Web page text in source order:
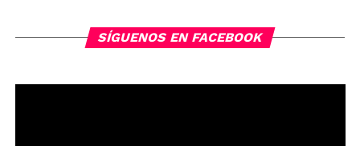
SÍGUENOS EN FACEBOOK
Reproductor